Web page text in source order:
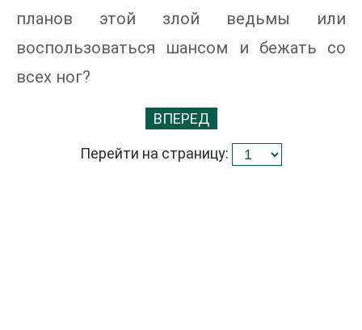
планов этой злой ведьмы или
воспользоваться шансом и бежать со
всех ног?
ВПЕРЕД
Перейти на страницу: